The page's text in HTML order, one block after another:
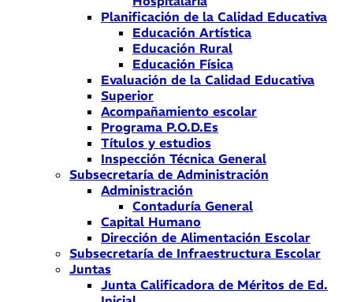
Planificación de la Calidad Educativa
Educación Artística
Educación Rural
Educación Física
Evaluación de la Calidad Educativa
Superior
Acompañamiento escolar
Programa P.O.D.Es
Títulos y estudios
Inspección Técnica General
Subsecretaría de Administración
Administración
Contaduría General
Capital Humano
Dirección de Alimentación Escolar
Subsecretaría de Infraestructura Escolar
Juntas
Junta Calificadora de Méritos de Ed.